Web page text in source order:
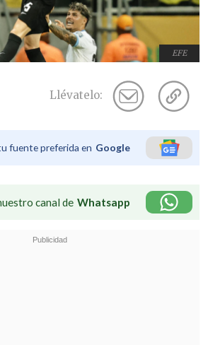
EFE
Llévatelo:
fuente preferida en Google
canal de Whatsapp